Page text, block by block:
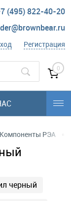
(495) 822-40-20
Регистрация
0
Компоненты РЭА
черный